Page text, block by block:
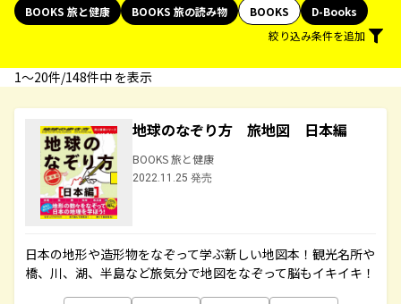
BOOKS 旅と健康
BOOKS 旅の読み物 BOOKS
D-Books
絞り込み条件を追加
1〜20件/148件中 を表示
地球のなぞり方 旅地図 日本編
BOOKS 旅と健康
2022.11.25 発売
日本の地形や造形物をなぞって学ぶ新しい地図本！観光名所や
橋、川、湖、半島など旅気分で地図をなぞって脳もイキイキ！